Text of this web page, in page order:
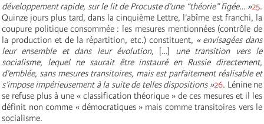
développement rapide, sur le lit de Procuste d’une “théorie” figée… »25.
Quinze jours plus tard, dans la cinquième Lettre, l’abîme est franchi, la
coupure politique consommée : les mesures mentionnées (contrôle de
la production et de la répartition, etc.) constituent, « envisagées dans
leur ensemble et dans leur évolution, […] une transition vers le
socialisme, lequel ne saurait être instauré en Russie directement,
d’emblée, sans mesures transitoires, mais est parfaitement réalisable et
s’impose impérieusement à la suite de telles dispositions »26. Lénine ne
se refuse plus à une « classification théorique » de ces mesures et il les
définit non comme « démocratiques » mais comme transitoires vers le
socialisme.